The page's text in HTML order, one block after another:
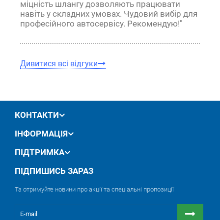
міцність шлангу дозволяють працювати
навіть у складних умовах. Чудовий вибір для
професійного автосервісу. Рекомендую!"
Дивитися всі відгуки
КОНТАКТИ
ІНФОРМАЦІЯ
ПІДТРИМКА
ПІДПИШИСЬ ЗАРАЗ
Та отримуйте новини про акції та спеціальні пропозиції